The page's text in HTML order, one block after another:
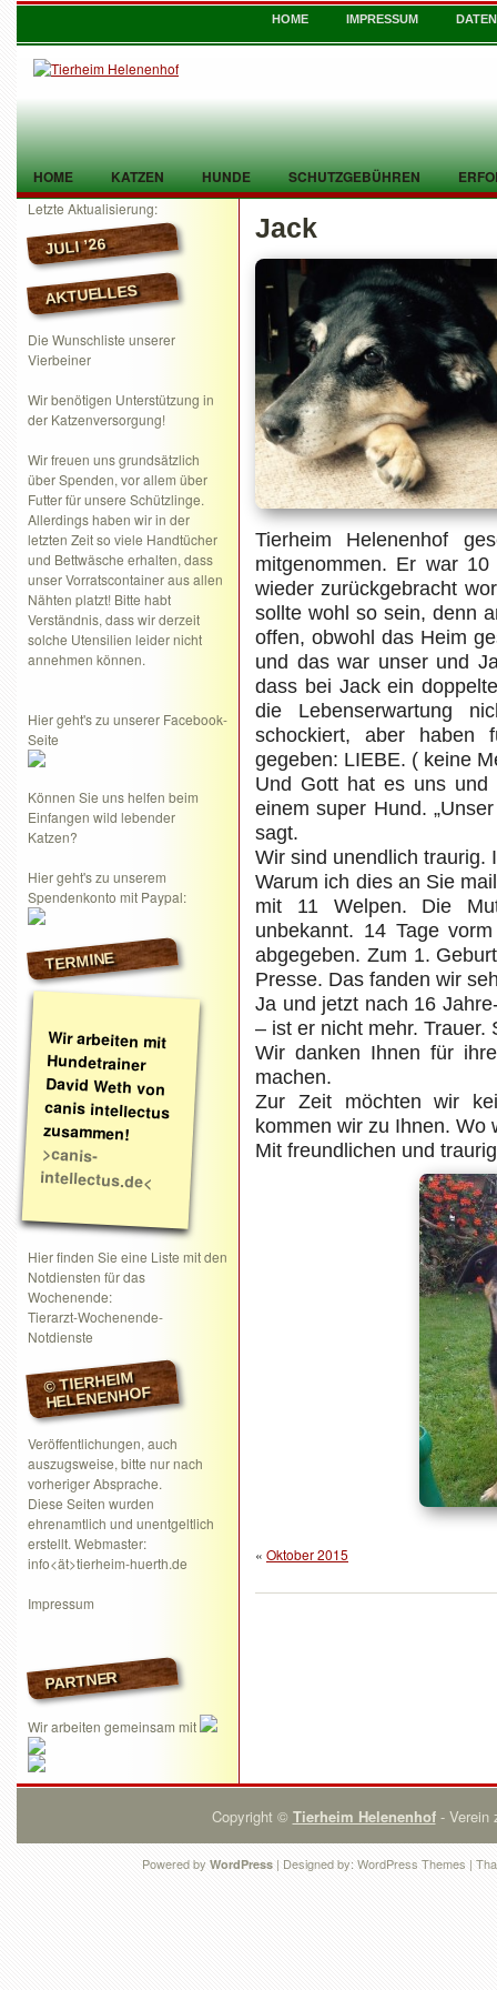
HOME IMPRESSUM
HOME KATZEN HUNDE SCHUTZGEBÜHREN
TIER GEFUNDEN KONTAKT
Letzte Aktualisierung:
JULI ’26
AKTUELLES
Die Wunschliste unserer
Vierbeiner
Wir benötigen Unterstützung in
der Katzenversorgung!
Wir freuen uns grundsätzlich
über Spenden, vor allem über
Futter für unsere Schützlinge.
Allerdings haben wir in der
letzten Zeit so viele Handtücher
und Bettwäsche erhalten, dass
unser Vorratscontainer aus allen
Nähten platzt! Bitte habt
Verständnis, dass wir derzeit
solche Utensilien leider nicht
annehmen können.
Hier geht's zu unserer Facebook-
Seite
Können Sie uns helfen beim
Einfangen wild lebender
Katzen?
Hier geht's zu unserem
Spendenkonto mit Paypal:
TERMINE
Wir arbeiten mit
Hundetrainer
David Weth von
canis intellectus
zusammen!
>canis-
intellectus.de<
Hier finden Sie eine Liste mit den
Notdiensten für das
Wochenende:
Tierarzt-Wochenende-
Notdienste
© TIERHEIM
HELENENHOF
Veröffentlichungen, auch
auszugsweise, bitte nur nach
vorheriger Absprache.
Diese Seiten wurden
ehrenamtlich und unentgeltlich
erstellt. Webmaster:
info<ät>tierheim-huerth.de
Impressum
PARTNER
Wir arbeiten gemeinsam mit
Jack
Tierheim Helenenhof
mitgenommen. Er war
wieder zurückgebracht
sollte wohl so sein, denn
offen, obwohl das Heim
und das war unser und
dass bei Jack ein
die Lebenserwartung
schockiert, aber
gegeben: LIEBE. ( keine
Und Gott hat es uns
einem super Hund.
sagt.
Wir sind unendlich traurig.
Warum ich dies an Sie
mit 11 Welpen. Die
unbekannt. 14 Tage
abgegeben. Zum 1.
Presse. Das fanden wir
Ja und jetzt nach 16
– ist er nicht mehr. Trauer.
Wir danken Ihnen für
machen.
Zur Zeit möchten wir
kommen wir zu Ihnen. Wo
Mit freundlichen und
« Oktober 2015
Copyright © Tierheim Helenenhof- Verein
Powered by WordPress | Designed by: WordPress Themes |